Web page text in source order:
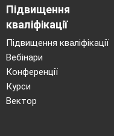
Підвищення
кваліфікації
Підвищення кваліфікації
Вебінари
Конференції
Курси
Вектор